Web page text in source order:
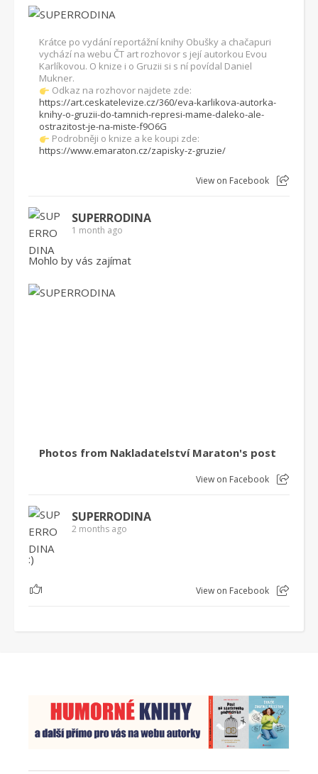
Krátce po vydání reportážní knihy Obušky a chačapuri
vychází na webu ČT art rozhovor s její autorkou Evou
Karlíkovou. O knize i o Gruzii si s ní povídal Daniel
Mukner.
Odkaz na rozhovor najdete zde:
https://art.ceskatelevize.cz/360/eva-karlikova-autorka-
knihy-o-gruzii-do-tamnich-represi-mame-daleko-ale-
ostrazitost-je-na-miste-f9O6G
Podrobněji o knize a ke koupi zde:
https://www.emaraton.cz/zapisky-z-gruzie/
View on Facebook
SUPERRODINA
1 month ago
Mohlo by vás zajímat
Photos from Nakladatelství Maraton's post
View on Facebook
SUPERRODINA
2 months ago
:)
1 View on Facebook